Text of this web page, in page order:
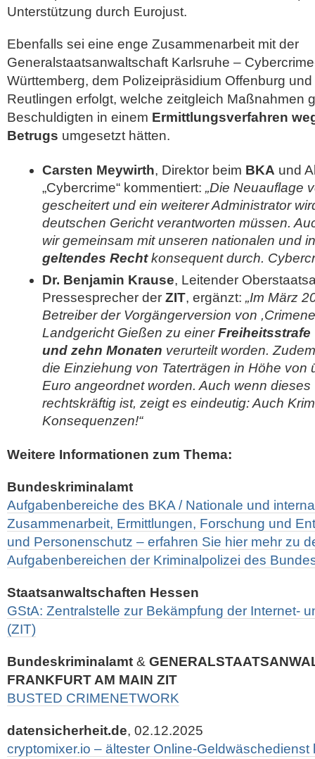
Unterstützung durch Eurojust.
Ebenfalls sei eine enge Zusammenarbeit mit der
Generalstaatsanwaltschaft Karlsruhe –
Württemberg, dem Polizeipräsidium Offenburg
Reutlingen erfolgt, welche zeitgleich Maßnahmen
Beschuldigten in einem Ermittlungsverfahren
Betrugs umgesetzt hätten.
Carsten Meywirth, Direktor beim BKA und
„Cybercrime“ kommentiert: „Die Neuauflage
gescheitert und ein weiterer Administrator
deutschen Gericht verantworten müssen.
wir gemeinsam mit unseren nationalen und
geltendes Rechtkonsequent durch.
Dr. Benjamin Krause, Leitender
Pressesprecher der ZIT, ergänzt: „Im März
Betreiber der Vorgängerversion von
Landgericht Gießen zu einer
und zehn Monaten verurteilt worden.
die Einziehung von Taterträgen in Höhe von
Euro angeordnet worden. Auch wenn dieses
rechtskräftig ist, zeigt es eindeutig: Auch
Konsequenzen!“
Weitere Informationen zum Thema:
Bundeskriminalamt
Aufgabenbereiche des BKA / Nationale und
Zusammenarbeit, Ermittlungen, Forschung und
und Personenschutz – erfahren Sie hier mehr zu
Aufgabenbereichen der Kriminalpolizei des
Staatsanwaltschaften Hessen
GStA: Zentralstelle zur Bekämpfung der Internet-
(ZIT)
Bundeskriminalamt &
FRANKFURT AM MAIN ZIT
BUSTED CRIMENETWORK
datensicherheit.de, 02.12.2025
cryptomixer.io – ältester Online-Geldwäschedienst